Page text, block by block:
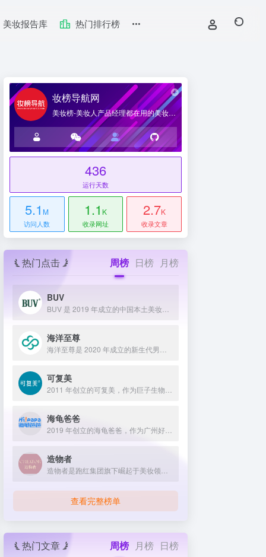
美妆报告库 热门排行榜
妆榜导航网
美妆榜-美妆人产品经理都在用的美妆产业导航网站
436
运行天数
5.1 M
访问人数
1.1 K
收录网址
2.7K
收录文章
热门点击 周榜 日榜 月榜
BUV
海洋至尊
可复美
海龟爸爸
造物者
查看完整榜单
热门文章 周榜 月榜 日榜